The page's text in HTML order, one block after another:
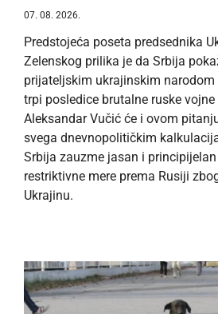
07. 08. 2026.
Predstojeća poseta predsednika
Zelenskog prilika je da Srbija
prijateljskim ukrajinskim
trpi posledice brutalne ruske
Aleksandar Vučić će i ovom
svega dnevnopolitičkim
Srbija zauzme jasan i
restriktivne mere prema Rusiji
Ukrajinu.